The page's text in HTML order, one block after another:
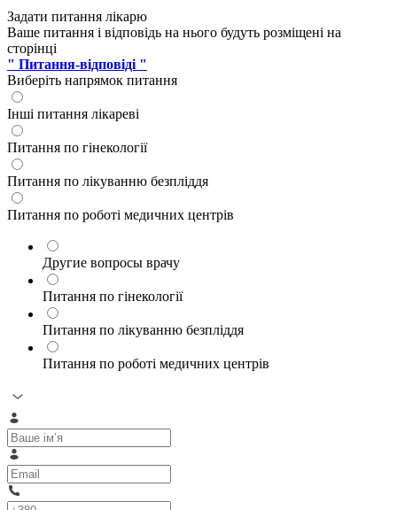
Задати питання лікарю
Ваше питання і відповідь на нього будуть розміщені на
сторінці
" Питання-відповіді "
Виберіть напрямок питання
Інші питання лікареві
Питання по гінекології
Питання по лікуванню безпліддя
Питання по роботі медичних центрів
Другие вопросы врачу
Питання по гінекології
Питання по лікуванню безпліддя
Питання по роботі медичних центрів